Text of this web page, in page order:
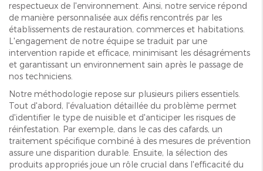
respectueux de l'environnement. Ainsi, notre service répond
de manière personnalisée aux défis rencontrés par les
établissements de restauration, commerces et habitations.
L'engagement de notre équipe se traduit par une
intervention rapide et efficace, minimisant les désagréments
et garantissant un environnement sain après le passage de
nos techniciens.
Notre méthodologie repose sur plusieurs piliers essentiels.
Tout d'abord, l'évaluation détaillée du problème permet
d'identifier le type de nuisible et d'anticiper les risques de
réinfestation. Par exemple, dans le cas des cafards, un
traitement spécifique combiné à des mesures de prévention
assure une disparition durable. Ensuite, la sélection des
produits appropriés joue un rôle crucial dans l'efficacité du